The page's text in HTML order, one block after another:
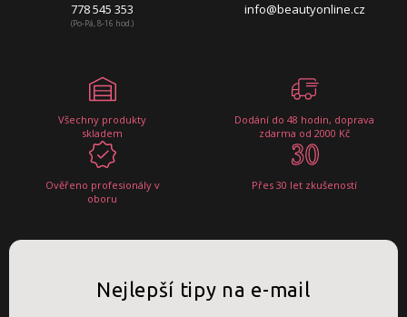
778 545 353
(Po-Pá, 8-16 hod.)
info@beautyonline.cz
Všechny produkty
skladem
Dodání do 48 hodin, doprava
zdarma od 2000 Kč
Ověřeno profesionály v
oboru
Přes 30 let zkušeností
Nejlepší tipy na e-mail